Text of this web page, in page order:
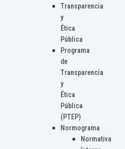
Transparencia
y
Ética
Pública
Programa
de
Transparencia
y
Ética
Pública
(PTEP)
Normograma
Normativa